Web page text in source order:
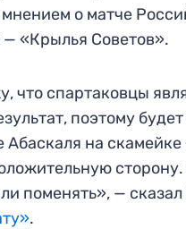
о матче
«Крылья Советов».
что спартаковцы
поэтому
Абаскаля на
поменять», —
.